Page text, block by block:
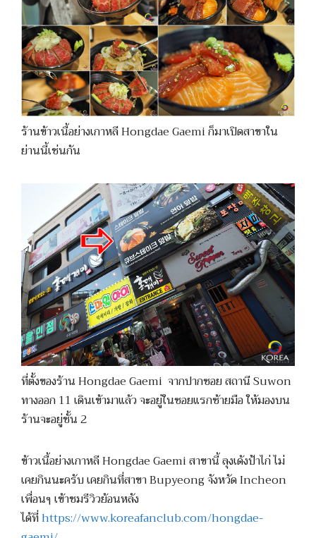
ร้านข้าวเนื้อย่างเกาหลี Hongdae Gaemi ก็มาเปิดสาขาใน
ย่านนี้เช่นกัน
ที่ตั้งของร้าน Hongdae Gaemi จากปากซอย สถานี Suwon
ทางออก 11 เดินเข้ามาแล้ว จะอยู่ในซอยแรกซ้ายมือ ให้มองบน
ร้านจะอยู่ชั้น 2
ข้าวเนื้อย่างเกาหลี Hongdae Gaemi สาขานี้ ลุงเด้งป้าไก่ ไม่
เคยกินนะครับ เคยกินที่สาขา Bupyeong จังหวัด Incheon
เพื่อนๆ เข้าชมรีวิวย้อนหลัง
ได้ที่https://www.koreafanclub.com/hongdae-